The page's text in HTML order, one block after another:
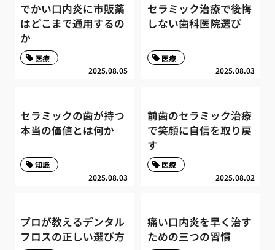
でかい口内炎に市販薬
はどこまで通用するの
か
2025.08.05
医療
セラミック治療で後悔
しない歯科医院選び
2025.08.03
医療
セラミックの歯が持つ
本当の価値とは何か
2025.08.03
知識
前歯のセラミック治療
で笑顔に自信を取り戻
す
2025.08.02
医療
プロが教えるデンタル
フロスの正しい選び方
痛い口内炎を早く治す
ための三つの習慣